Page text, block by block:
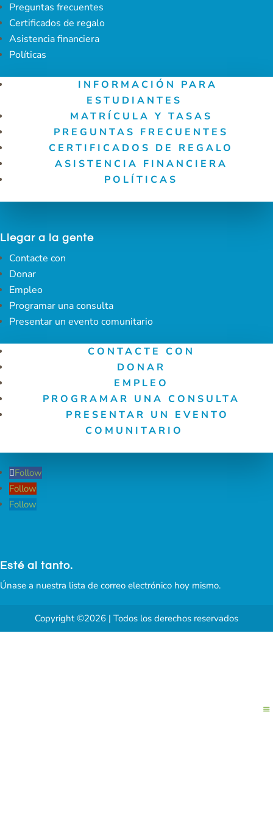
Preguntas frecuentes
Certificados de regalo
Asistencia financiera
Políticas
INFORMACIÓN PARA
ESTUDIANTES
MATRÍCULA Y TASAS
PREGUNTAS FRECUENTES
CERTIFICADOS DE REGALO
ASISTENCIA FINANCIERA
POLÍTICAS
Llegar a la gente
Contacte con
Donar
Empleo
Programar una consulta
Presentar un evento comunitario
CONTACTE CON
DONAR
EMPLEO
PROGRAMAR UNA CONSULTA
PRESENTAR UN EVENTO
COMUNITARIO
Follow
Follow
Follow
Esté al tanto.
Únase a nuestra lista de correo electrónico hoy mismo.
Copyright ©2026 | Todos los derechos reservados